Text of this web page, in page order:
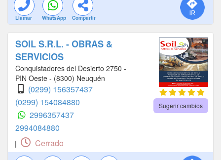
Llamar WhatsApp Compartir
SOIL S.R.L. - OBRAS &
SERVICIOS
Conquistadores del Desierto 2750 -
PIN Oeste - (8300) Neuquén
(0299) 156357437
(0299) 154084880
2996357437
2994084880
Sugerir cambios
| Cerrado